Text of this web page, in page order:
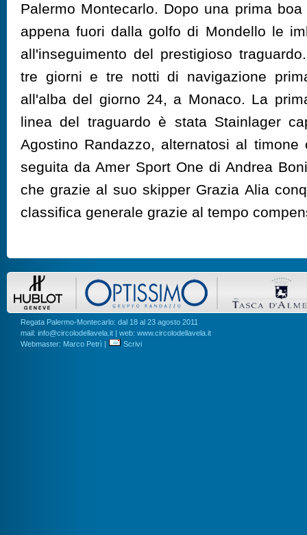
Palermo Montecarlo. Dopo una prima
appena fuori dalla golfo di Mondello le
all'inseguimento del prestigioso
tre giorni e tre notti di navigazione
all'alba del giorno 24, a Monaco. La
linea del traguardo è stata Stainlager
Agostino Randazzo, alternatosi al timone
seguita da Amer Sport One di Andrea
che grazie al suo skipper Grazia Alia
classifica generale grazie al tempo
Regata Palermo-Montecarlo: dal 18 al 23 agosto 2011
mail: info@circolodellavela.it | web: www.circolodellavela.it
Webmaster: Marco Petrì |
Scrivi